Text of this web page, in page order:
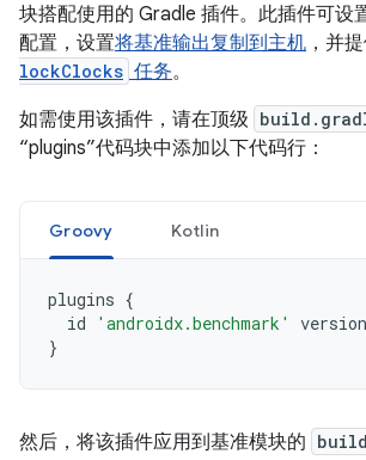
块搭配使用的 Gradle 插件。此插件可设
配置，设置将基准输出复制到主机 ，并
lockClocks 任务。
如需使用该插件，请在顶级
“plugins”代码块中添加以下代码行：
Groovy Kotlin
plugins {
id
'androidx.benchmark' version
}
然后，将该插件应用到基准模块的